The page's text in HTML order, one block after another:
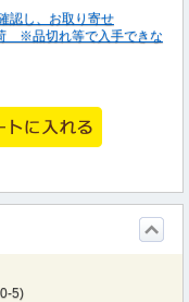
認し、お取り寄せ
※品切れ等で入手できな
5)